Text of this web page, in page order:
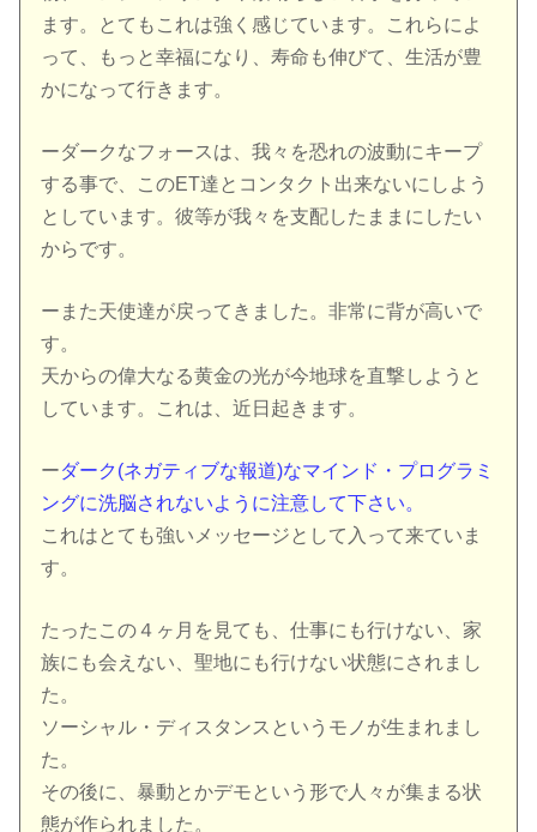
ます。とてもこれは強く感じています。これらによ
って、もっと幸福になり、寿命も伸びて、生活が豊
かになって行きます。
ーダークなフォースは、我々を恐れの波動にキープ
する事で、このET達とコンタクト出来ないにしよう
としています。彼等が我々を支配したままにしたい
からです。
ーまた天使達が戻ってきました。非常に背が高いで
す。
天からの偉大なる黄金の光が今地球を直撃しようと
しています。これは、近日起きます。
ーダーク(ネガティブな報道)なマインド・プログラミ
ングに洗脳されないように注意して下さい。
これはとても強いメッセージとして入って来ていま
す。
たったこの４ヶ月を見ても、仕事にも行けない、家
族にも会えない、聖地にも行けない状態にされまし
た。
ソーシャル・ディスタンスというモノが生まれまし
た。
その後に、暴動とかデモという形で人々が集まる状
態が作られました。